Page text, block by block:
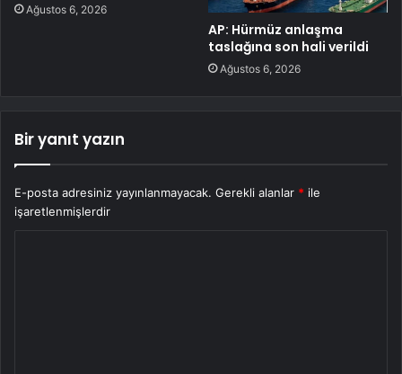
Ağustos 6, 2026
AP: Hürmüz anlaşma
taslağına son hali verildi
Ağustos 6, 2026
Bir yanıt yazın
E-posta adresiniz yayınlanmayacak. Gerekli alanlar * ile
işaretlenmişlerdir